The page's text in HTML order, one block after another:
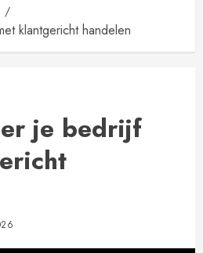
klantgericht handelen
je bedrijf